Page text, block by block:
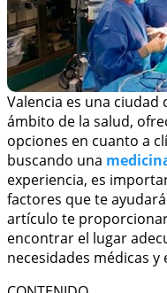
Valencia es una ciudad
ámbito de la salud,
opciones en cuanto a
buscando una
experiencia, es
factores que te
artículo te
encontrar el lugar
necesidades médicas